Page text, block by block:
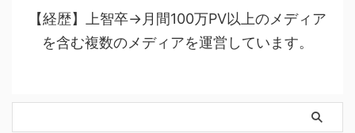
【経歴】上智卒→月間100万PV以上のメディア
を含む複数のメディアを運営しています。